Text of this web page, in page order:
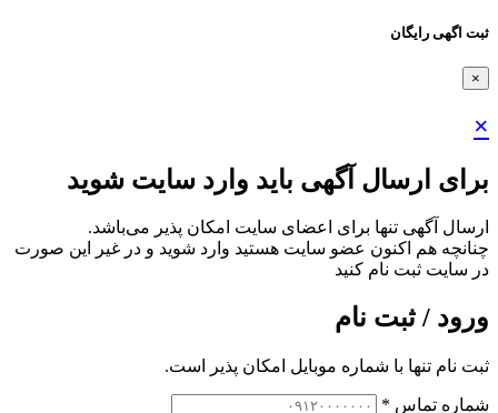
ثبت اگهی رایگان
×
×
برای ارسال آگهی باید وارد سایت شوید
ارسال آگهی تنها برای اعضای سایت امکان پذیر می‌باشد.
چنانچه هم‌ اکنون عضو سایت هستید وارد شوید و در غیر این صورت
در سایت ثبت نام کنید
ورود / ثبت نام
ثبت نام تنها با شماره موبایل امکان پذیر است.
شماره تماس *